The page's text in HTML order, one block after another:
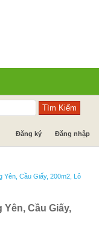
Đăng ký Đăng nhập
Yên, Cầu Giấy, 200m2, Lô
Cầu Giấy,